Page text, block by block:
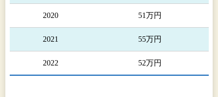
2020 51万円
2021 55万円
2022 52万円